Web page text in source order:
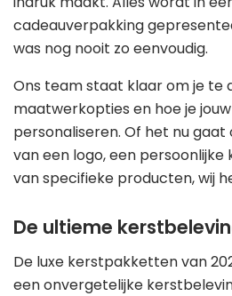
cadeauverpakking
was nog nooit zo eenvoudig.
Ons team staat klaar om je te
maatwerkopties en hoe je
personaliseren. Of het nu
van een logo, een
van specifieke producten, wij
De ultieme
De luxe kerstpakketten van
een onvergetelijke